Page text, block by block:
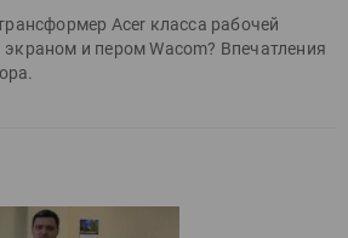
Acer класса рабочей
и пером Wacom? Впечатления